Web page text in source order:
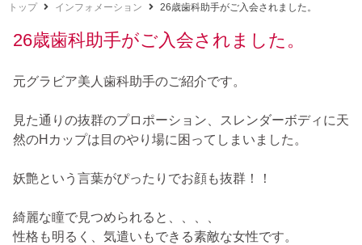
トップ インフォメーション 26歳歯科助手がご入会されました。
26歳歯科助手がご入会されました。
元グラビア美人歯科助手のご紹介です。
見た通りの抜群のプロポーション、スレンダーボディに天
然のHカップは目のやり場に困ってしまいました。
妖艶という言葉がぴったりでお顔も抜群！！
綺麗な瞳で見つめられると、、、、
性格も明るく、気遣いもできる素敵な女性です。